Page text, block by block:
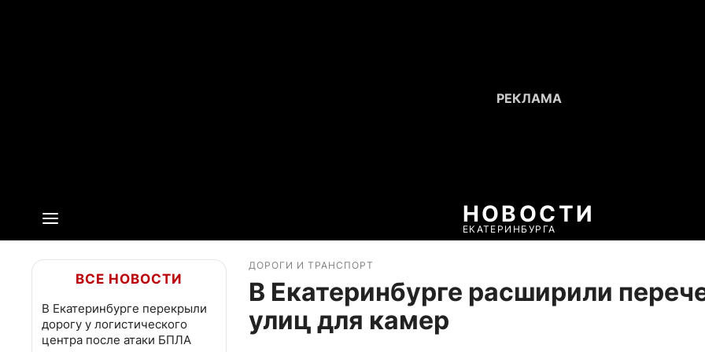
НОВОСТИ
ЕКАТЕРИНБУРГА
ВСЕ НОВОСТИ
В Екатеринбурге перекрыли
дорогу у логистического
центра после атаки БПЛА
ДОРОГИ И ТРАНСПОРТ
В Екатеринбурге расширили
улиц для камер